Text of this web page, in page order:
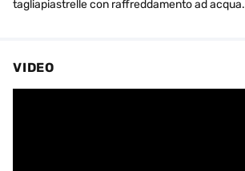
tagliapiastrelle con raffreddamento ad acqua.
VIDEO